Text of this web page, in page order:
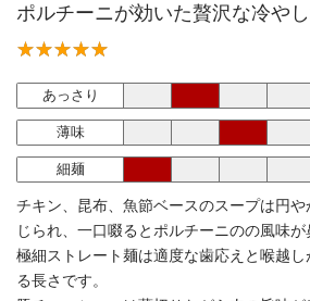
ポルチーニが効いた贅沢な冷や
あっさり
薄味
細麺
チキン、昆布、魚節ベースのスープは円
じられ、一口啜るとポルチーニのの風味が
極細ストレート麺は適度な歯応えと喉越
る長さです。